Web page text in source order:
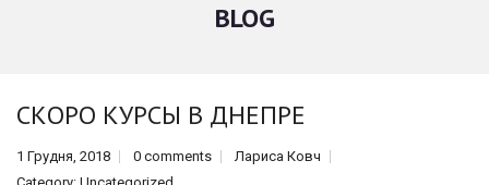
BLOG
СКОРО КУРСЫ В ДНЕПРЕ
1 Грудня, 2018 0 comments
Лариса Ковч